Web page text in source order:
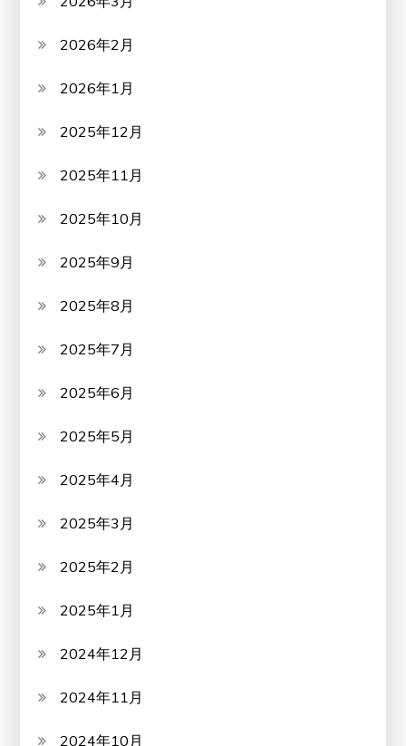
2026年2月
2026年1月
2025年12月
2025年11月
2025年10月
2025年9月
2025年8月
2025年7月
2025年6月
2025年5月
2025年4月
2025年3月
2025年2月
2025年1月
2024年12月
2024年11月
2024年10月